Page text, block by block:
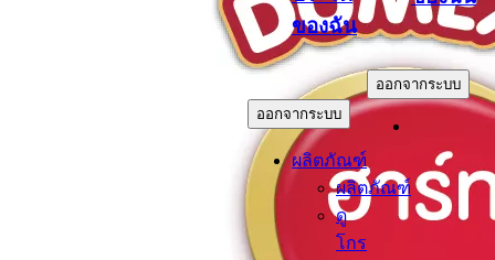
ของฉัน
.
ออกจากระบบ
ผลิตภัณฑ์
ผลิตภัณฑ์
ดู
โกร
.
ออกจากระบบ